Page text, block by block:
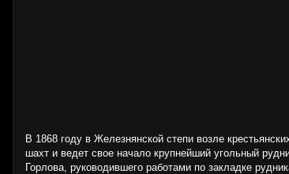
В 1868 году в Железнянской степи возле
шахт и ведет свое начало крупнейший угольный
Горлова, руководившего работами по закладке